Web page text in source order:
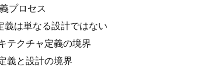
プロセス
義は単なる設計ではない
テクチャ定義の境界
義と設計の境界